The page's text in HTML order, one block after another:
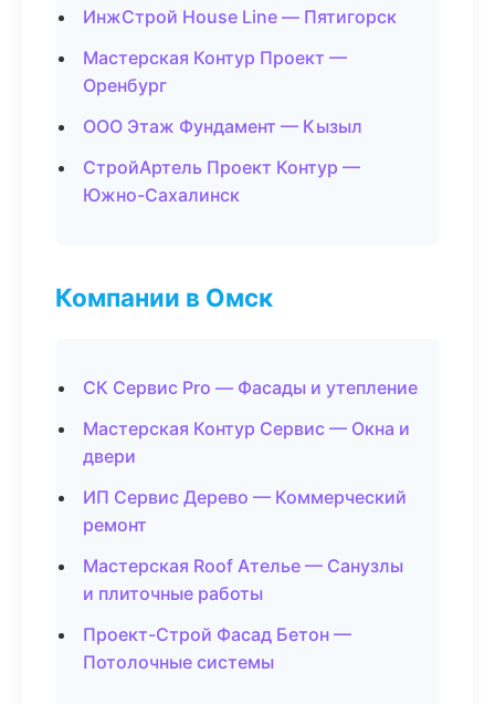
ИнжСтрой House Line — Пятигорск
Мастерская Контур Проект —
Оренбург
ООО Этаж Фундамент — Кызыл
СтройАртель Проект Контур —
Южно-Сахалинск
Компании в Омск
СК Сервис Pro — Фасады и утепление
Мастерская Контур Сервис — Окна и
двери
ИП Сервис Дерево — Коммерческий
ремонт
Мастерская Roof Ателье — Санузлы
и плиточные работы
Проект-Строй Фасад Бетон —
Потолочные системы